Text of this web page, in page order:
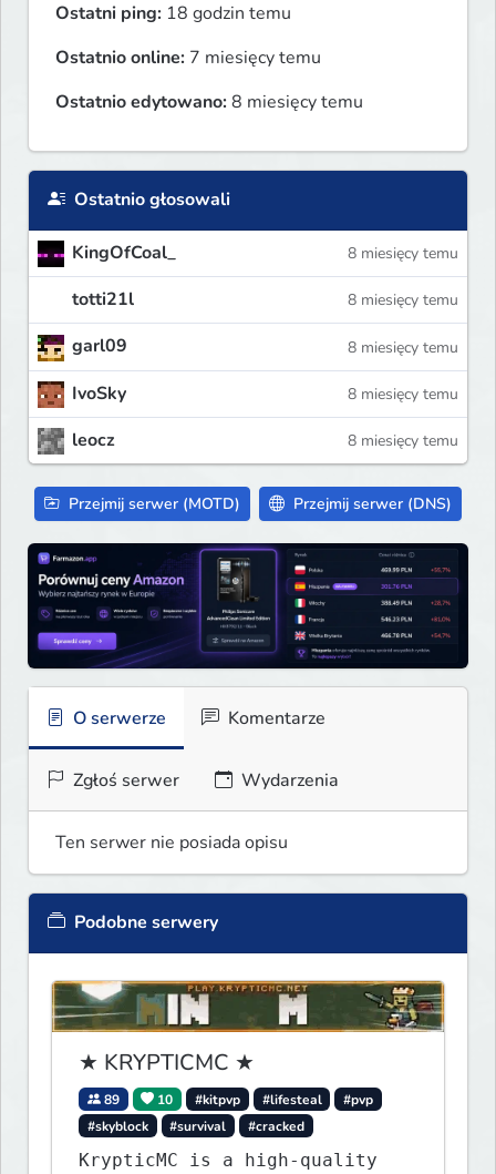
Ostatni ping: 18 godzin temu
Ostatnio online: 7 miesięcy temu
Ostatnio edytowano:8 miesięcy temu
Ostatnio głosowali
KingOfCoal_ 8 miesięcy temu
totti21l 8 miesięcy temu
garl09 8 miesięcy temu
IvoSky 8 miesięcy temu
leocz 8 miesięcy temu
Przejmij serwer (MOTD) Przejmij serwer (DNS)
O serwerze Komentarze
Zgłoś serwer Wydarzenia
Ten serwer nie posiada opisu
Podobne serwery
★ KRYPTICMC ★
89 10 #kitpvp #lifesteal
#pvp
#skyblock
#survival #cracked
KrypticMC is a high-quality